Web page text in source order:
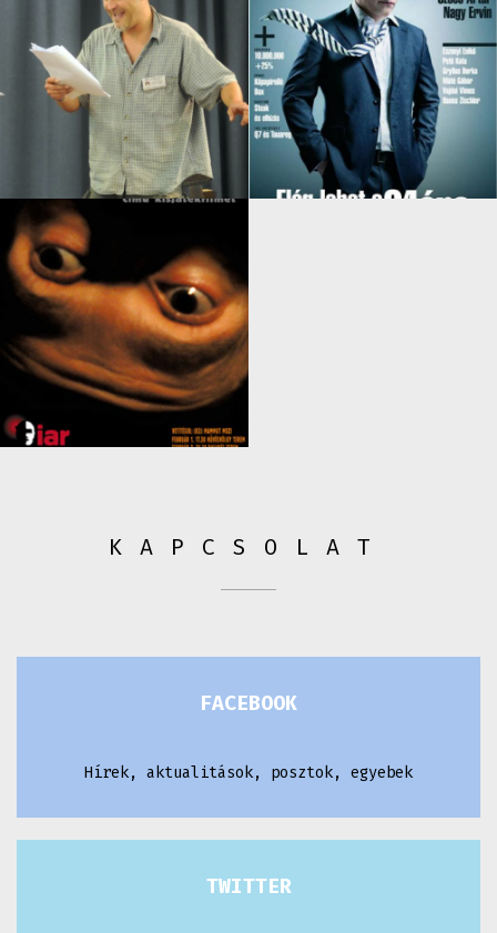
KAPCSOLAT
FACEBOOK
Hírek, aktualitások, posztok, egyebek
TWITTER